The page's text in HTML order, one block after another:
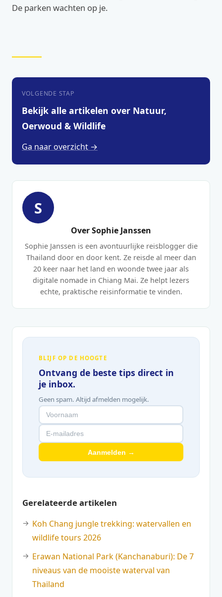
De parken wachten op je.
VOLGENDE STAP
Bekijk alle artikelen over Natuur,
Oerwoud & Wildlife
Ga naar overzicht →
S
Over Sophie Janssen
Sophie Janssen is een avontuurlijke reisblogger die
Thailand door en door kent. Ze reisde al meer dan
20 keer naar het land en woonde twee jaar als
digitale nomade in Chiang Mai. Ze helpt lezers
echte, praktische reisinformatie te vinden.
BLIJF OP DE HOOGTE
Ontvang de beste tips direct in
je inbox.
Geen spam. Altijd afmelden mogelijk.
Aanmelden →
Gerelateerde artikelen
Koh Chang jungle trekking: watervallen en
wildlife tours 2026
Erawan National Park (Kanchanaburi): De 7
niveaus van de mooiste waterval van
Thailand